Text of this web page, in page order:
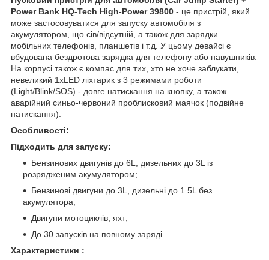
Power Bank HQ-Tech High-Power 39800 - це пристрій, який
може застосовуватися для запуску автомобіля з
акумулятором, що сів/відсутній, а також для зарядки
мобільних телефонів, планшетів і т.д. У цьому девайсі є
вбудована бездротова зарядка для телефону або навушників.
На корпусі також є компас для тих, хто не хоче заблукати,
невеликий 1xLED ліхтарик з 3 режимами роботи
(Light/Blink/SOS) - довге натискання на кнопку, а також
аварійний синьо-червоний проблисковий маячок (подвійне
натискання).
Особливості:
Підходить для запуску:
Бензинових двигунів до 6L, дизельних до 3L із
розрядженим акумулятором;
Бензинові двигуни до 3L, дизельні до 1.5L без
акумулятора;
Двигуни мотоциклів, яхт;
До 30 запусків на повному заряді.
Характеристики :